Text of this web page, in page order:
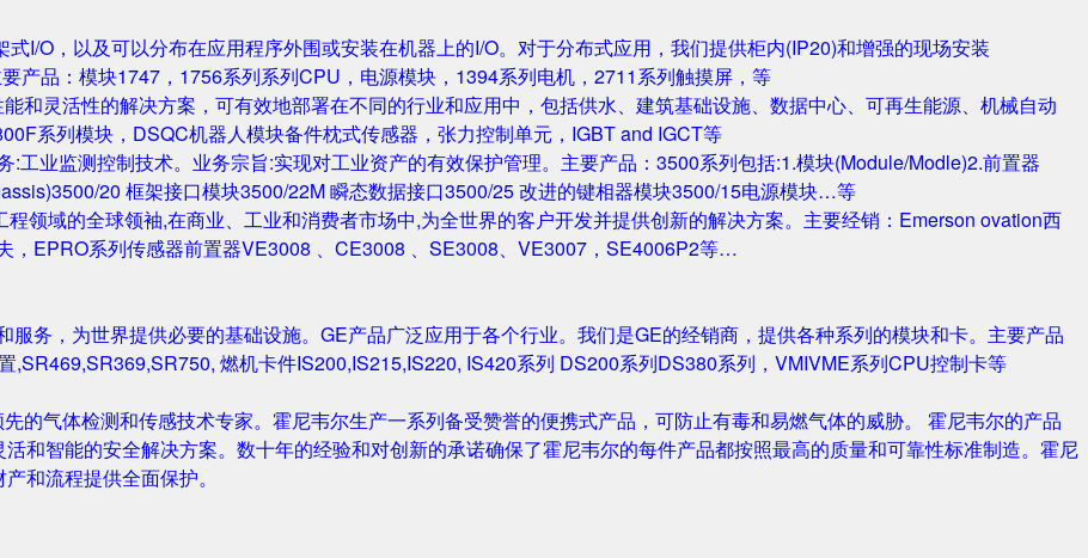
I/O，以及可以分布在应用程序外围或安装在机器上的I/O。对于分布式应用，我们提供柜内(IP20)和增强的现场安装
产品：模块1747，1756系列系列CPU，电源模块，1394系列电机，2711系列触摸屏，等
和灵活性的解决方案，可有效地部署在不同的行业和应用中，包括供水、建筑基础设施、数据中心、可再生能源、机械自动
系列模块，DSQC机器人模块备件枕式传感器，张力控制单元，IGBT and IGCT等
:工业监测控制技术。业务宗旨:实现对工业资产的有效保护管理。主要产品：3500系列包括:1.模块(Module/Modle)2.前置器
20 框架接口模块3500/22M 瞬态数据接口3500/25 改进的键相器模块3500/15电源模块…等
程领域的全球领袖,在商业、工业和消费者市场中,为全世界的客户开发并提供创新的解决方案。主要经销：Emerson ovation西
，EPRO系列传感器前置器VE3008 、CE3008 、SE3008、VE3007，SE4006P2等…
服务，为世界提供必要的基础设施。GE产品广泛应用于各个行业。我们是GE的经销商，提供各种系列的模块和卡。主要产品
燃机卡件IS200,IS215,IS220, IS420系列 DS200系列DS380系列，VMIVME系列CPU控制卡等
的气体检测和传感技术专家。霍尼韦尔生产一系列备受赞誉的便携式产品，可防止有毒和易燃气体的威胁。 霍尼韦尔的产品
和智能的安全解决方案。数十年的经验和对创新的承诺确保了霍尼韦尔的每件产品都按照最高的质量和可靠性标准制造。霍尼
和流程提供全面保护。